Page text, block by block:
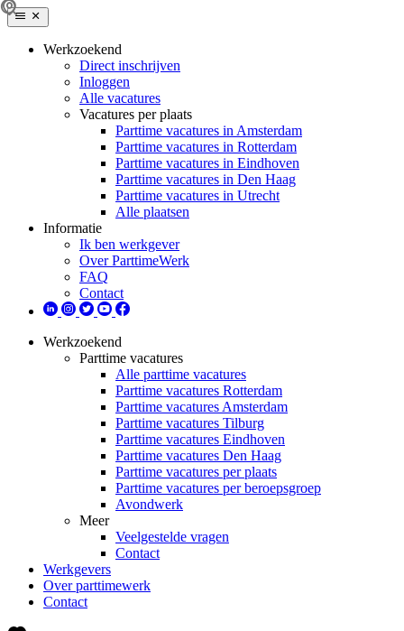
Werkzoekend
Direct inschrijven
Inloggen
Alle vacatures
Vacatures per plaats
Parttime vacatures in Amsterdam
Parttime vacatures in Rotterdam
Parttime vacatures in Eindhoven
Parttime vacatures in Den Haag
Parttime vacatures in Utrecht
Alle plaatsen
Informatie
Ik ben werkgever
Over ParttimeWerk
FAQ
Contact
Werkzoekend
Parttime vacatures
Alle parttime vacatures
Parttime vacatures Rotterdam
Parttime vacatures Amsterdam
Parttime vacatures Tilburg
Parttime vacatures Eindhoven
Parttime vacatures Den Haag
Parttime vacatures per plaats
Parttime vacatures per beroepsgroep
Avondwerk
Meer
Veelgestelde vragen
Contact
Werkgevers
Over parttimewerk
Contact